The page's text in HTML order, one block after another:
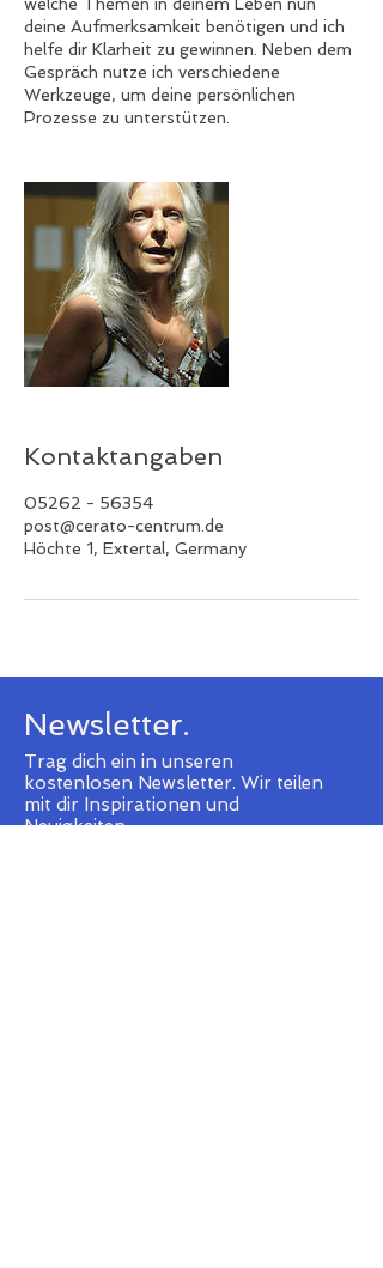
deine Aufmerksamkeit benötigen und ich
helfe dir Klarheit zu gewinnen. Neben dem
Gespräch nutze ich verschiedene
Werkzeuge, um deine persönlichen
Prozesse zu unterstützen.
Kontaktangaben
05262 - 56354
post@cerato-centrum.de
Höchte 1, Extertal, Germany
Newsletter.
Trag dich ein in unseren
kostenlosen Newsletter. Wir teilen
mit dir Inspirationen und
Neuigkeiten.